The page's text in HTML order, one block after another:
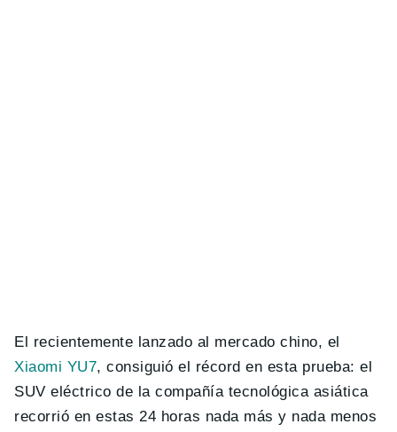
El recientemente lanzado al mercado chino, el
Xiaomi YU7, consiguió el récord en esta prueba: el
SUV eléctrico de la compañía tecnológica asiática
recorrió en estas 24 horas nada más y nada menos